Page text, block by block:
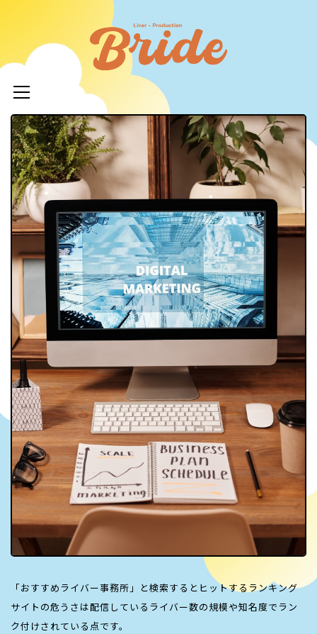
ン
ス
キ
ッ
プ
ブライ
ー所属
利 就
ニ
ュ
ー
「おすすめライバー事務所」と検索するとヒットするランキング
サイトの危うさは配信しているライバー数の規模や知名度でラン
ク付けされている点です。